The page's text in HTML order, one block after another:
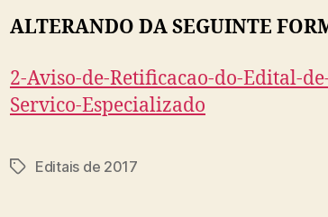
ALTERANDO DA SEGUINTE
2-Aviso-de-Retificacao-do-Edital-
Servico-Especializado
TagsEditais de 2017